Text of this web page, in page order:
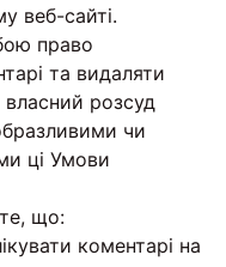
веб-сайті.
право
та видаляти
власний розсуд
чи
ці Умови
що:
коментарі на